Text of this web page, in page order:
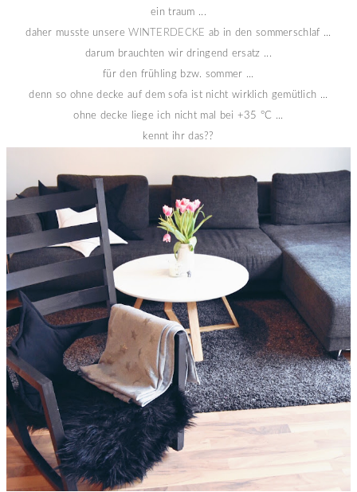
ein traum ...
daher musste unsereWINTERDECKE ab in den sommerschlaf ...
darum brauchten wir dringend ersatz ...
für den frühling bzw. sommer ...
denn so ohne decke auf dem sofa ist nicht wirklich gemütlich ...
ohne decke liege ich nicht mal bei +35 °C ...
kennt ihr das??